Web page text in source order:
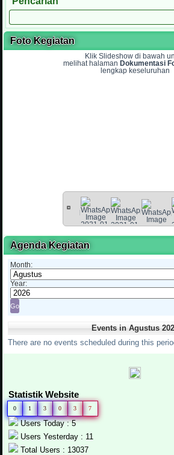
Foto Kegiatan
Klik Slideshow di bawah
melihat halaman Dokumentasi
lengkap keseluruhan
Agenda Kegiatan
Month:
Year:
Events in Agustus
There are no events scheduled during this
Statistik Website
0 1 3 0 3 7
Users Today : 5
Users Yesterday : 11
Total Users : 13037